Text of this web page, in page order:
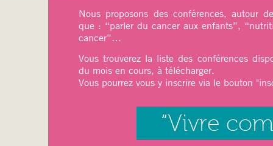
Sport: pilâtes, Qi-Gong
Relaxation
: Sophrologie
Dessin, Peinture ( cet atelier est
Nous proposons des conférences, autour
que : “parler du cancer aux enfants”,
cancer”…
Vous trouverez la liste des conférences
du mois en cours, à télécharger.
Vous pourrez vous y inscrire via le bouton
“Vivre